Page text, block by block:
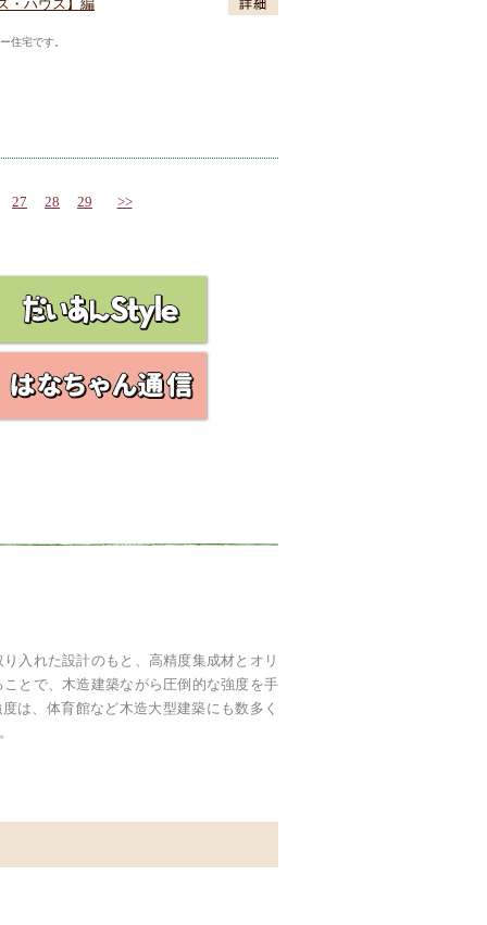
・ハウス】編
住宅です。
27 28 29 >>
入れた設計のもと、高精度集成材とオリ
ことで、木造建築ながら圧倒的な強度を手
は、体育館など木造大型建築にも数多く